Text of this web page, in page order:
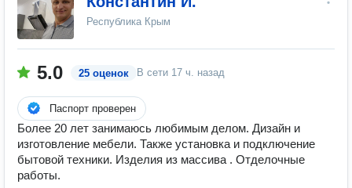
Республика Крым
5.0 25 оценок В сети 17 ч. назад
Паспорт проверен
Более 20 лет занимаюсь любимым делом. Дизайн и
изготовление мебели. Также установка и подключение
бытовой техники. Изделия из массива . Отделочные
работы.